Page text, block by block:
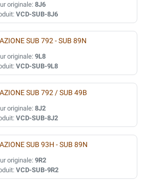
originale: 8J6
VCD-SUB-8J6
SUB 792 - SUB 89N
originale: 9L8
VCD-SUB-9L8
SUB 792 / SUB 49B
originale: 8J2
VCD-SUB-8J2
SUB 93H - SUB 89N
originale: 9R2
VCD-SUB-9R2